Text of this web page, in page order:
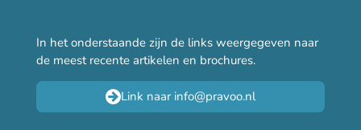
In het onderstaande zijn de links weergegeven naar
de meest recente artikelen en brochures.
Link naar info@pravoo.nl